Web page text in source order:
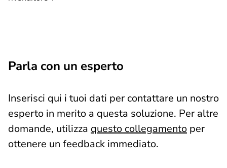
Parla con un esperto
Inserisci qui i tuoi dati per contattare un nostro
esperto in merito a questa soluzione. Per altre
domande, utilizza questo collegamento per
ottenere un feedback immediato.